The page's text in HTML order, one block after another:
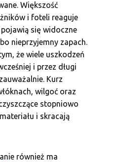
Większość
i foteli reaguje
się widoczne
nieprzyjemny zapach.
że wiele uszkodzeń
i przez długi
Kurz
wilgoć oraz
stopniowo
i skracają
również ma